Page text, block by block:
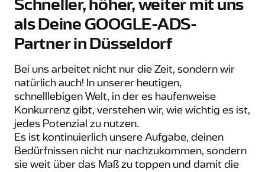
Schneller, höher, weiter mit uns
als Deine GOOGLE-ADS-
Partner in Düsseldorf
Bei uns arbeitet nicht nur die Zeit, sondern wir
natürlich auch! In unserer heutigen,
schnelllebigen Welt, in der es haufenweise
Konkurrenz gibt, verstehen wir, wie wichtig es ist,
jedes Potenzial zu nutzen.
Es ist kontinuierlich unsere Aufgabe, deinen
Bedürfnissen nicht nur nachzukommen, sondern
sie weit über das Maß zu toppen und damit die